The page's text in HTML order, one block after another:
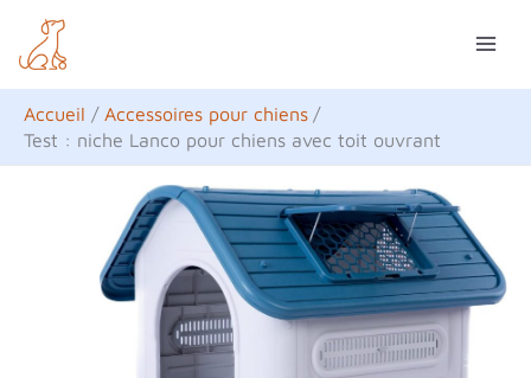
contenu
Accueil
Accessoires pour chiens
Test : niche Lanco pour chiens avec toit ouvrant
e
c
h
e